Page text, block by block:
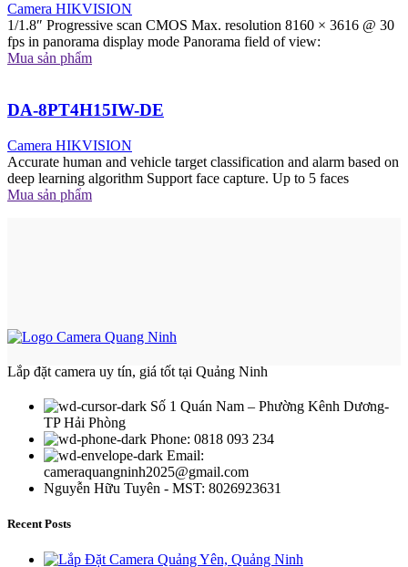
Camera HIKVISION
1/1.8″ Progressive scan CMOS Max. resolution 8160 × 3616 @ 30
fps in panorama display mode Panorama field of view:
Mua sản phẩm
DA-8PT4H15IW-DE
Camera HIKVISION
Accurate human and vehicle target classification and alarm based on
deep learning algorithm Support face capture. Up to 5 faces
Mua sản phẩm
Lắp đặt camera uy tín, giá tốt tại Quảng Ninh
Số 1 Quán Nam – Phường Kênh Dương-
TP Hải Phòng
Phone: 0818 093 234
Email:
cameraquangninh2025@gmail.com
Nguyễn Hữu Tuyên - MST: 8026923631
Recent Posts